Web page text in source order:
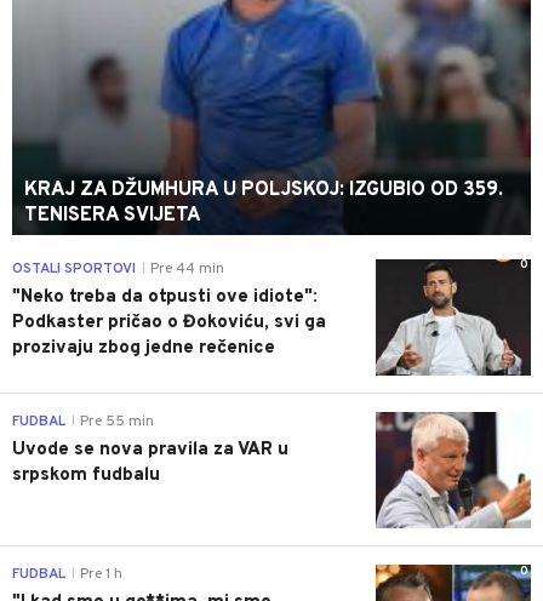
KRAJ ZA DŽUMHURA U POLJSKOJ: IZGUBIO OD 359.
TENISERA SVIJETA
0
OSTALI SPORTOVI Pre 44 min
"Neko treba da otpusti ove idiote":
Podkaster pričao o Đokoviću, svi ga
prozivaju zbog jedne rečenice
FUDBAL Pre 55 min
Uvode se nova pravila za VAR u
srpskom fudbalu
0
FUDBAL Pre 1 h